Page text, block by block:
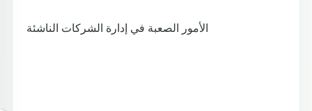
الأمور الصعبة في إدارة الشركات الناشئة